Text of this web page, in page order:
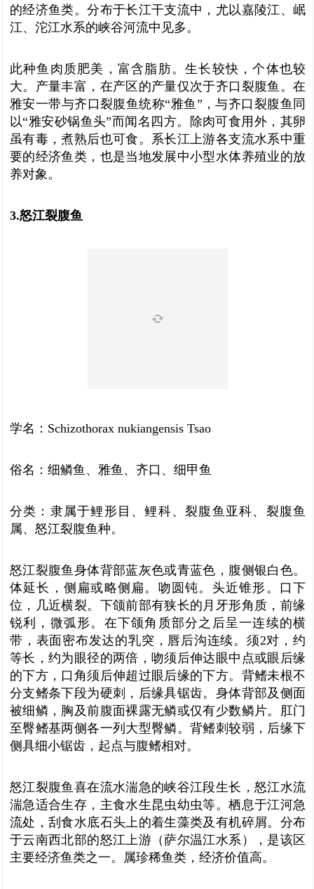
的经济鱼类。分布于长江干支流中，尤以嘉陵江、岷
江、沱江水系的峡谷河流中见多。
此种鱼肉质肥美，富含脂肪。生长较快，个体也较
大。产量丰富，在产区的产量仅次于齐口裂腹鱼。在
雅安一带与齐口裂腹鱼统称“雅鱼”，与齐口裂腹鱼同
以“雅安砂锅鱼头”而闻名四方。除肉可食用外，其卵
虽有毒，煮熟后也可食。系长江上游各支流水系中重
要的经济鱼类，也是当地发展中小型水体养殖业的放
养对象。
3.怒江裂腹鱼
学名：Schizothorax nukiangensis Tsao
俗名：细鳞鱼、雅鱼、齐口、细甲鱼
分类：隶属于鲤形目、鲤科、裂腹鱼亚科、裂腹鱼
属、怒江裂腹鱼种。
怒江裂腹鱼身体背部蓝灰色或青蓝色，腹侧银白色。
体延长，侧扁或略侧扁。吻圆钝。头近锥形。口下
位，几近横裂。下颌前部有狭长的月牙形角质，前缘
锐利，微弧形。在下颌角质部分之后呈一连续的横
带，表面密布发达的乳突，唇后沟连续。须2对，约
等长，约为眼径的两倍，吻须后伸达眼中点或眼后缘
的下方，口角须后伸超过眼后缘的下方。背鳍未根不
分支鳍条下段为硬刺，后缘具锯齿。身体背部及侧面
被细鳞，胸及前腹面裸露无鳞或仅有少数鳞片。肛门
至臀鳍基两侧各一列大型臀鳞。背鳍刺较弱，后缘下
侧具细小锯齿，起点与腹鳍相对。
怒江裂腹鱼喜在流水湍急的峡谷江段生长，怒江水流
湍急适合生存，主食水生昆虫幼虫等。栖息于江河急
流处，刮食水底石头上的着生藻类及有机碎屑。分布
于云南西北部的怒江上游（萨尔温江水系），是该区
主要经济鱼类之一。属珍稀鱼类，经济价值高。